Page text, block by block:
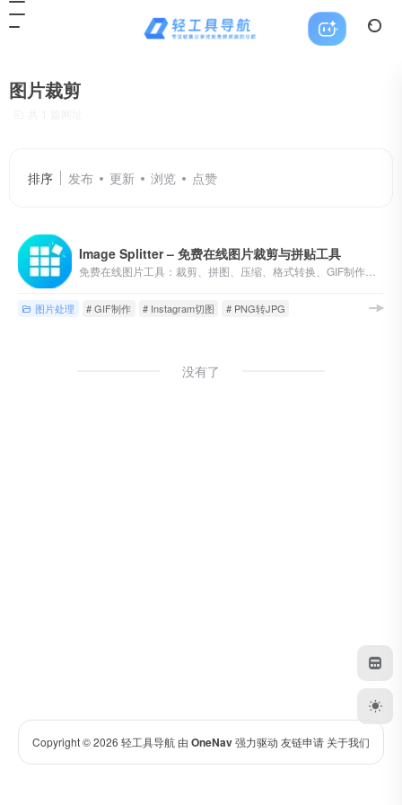
图片裁剪
排序 发布 更新 浏览 点赞
Image Splitter – 免费在线图片裁剪与拼贴工具
图片处理 # GIF制作 # Instagram切图 # PNG转JPG
没有了
Copyright © 2026 轻工具导航 由 OneNav强力驱动 友链申请 关于我们